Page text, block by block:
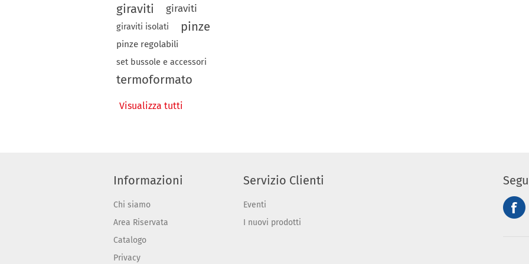
giraviti giraviti
giraviti isolati pinze
pinze regolabili
set bussole e accessori
termoformato
Visualizza tutti
Informazioni
Chi siamo
Area Riservata
Catalogo
Privacy
Servizio Clienti
Eventi
I nuovi prodotti